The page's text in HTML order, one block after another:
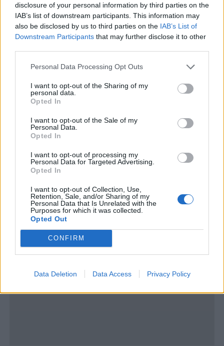
disclosure of your personal information by third parties on the
IAB’s list of downstream participants. This information may
also be disclosed by us to third parties on the IAB’s List of
Downstream Participants that may further disclose it to other
Personal Data Processing Opt Outs
I want to opt-out of the Sharing of my
personal data.
Opted In
I want to opt-out of the Sale of my
Personal Data.
Opted In
I want to opt-out of processing my
Personal Data for Targeted Advertising.
Opted In
I want to opt-out of Collection, Use,
Retention, Sale, and/or Sharing of my
Personal Data that Is Unrelated with the
Purposes for which it was collected.
Opted Out
CONFIRM
Data Deletion Data Access Privacy Policy
Informació sobre protecció de dades
Denominació
social
COMUNITAT MINERA OLESANA, S.C.C.L.
Finalitat Gestionar la petició.
Legitimització Consentiment.
Destinataris
tercer, excepte aquells proveïdors de serveis
amb els que disposem d'un contracte de serveis
Drets
com exercir els drets que s'esmenten en la
nostra Política de Privacitat.
informació
Localització